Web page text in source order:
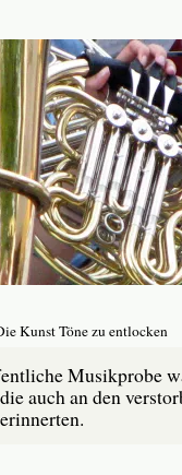
Kunst Töne zu entlocken
Musikprobe
auch an den